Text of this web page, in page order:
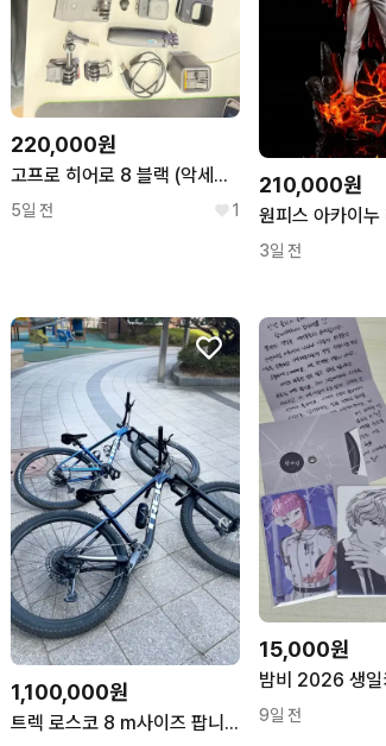
220,000원
고프로 히어로 8 블랙 (악세사리 포함)
5일 전 1
210,000원
원피스 아카이누
3일 전
1,100,000원
트렉 로스코 8 m사이즈 팝니다
15,000원
9일 전